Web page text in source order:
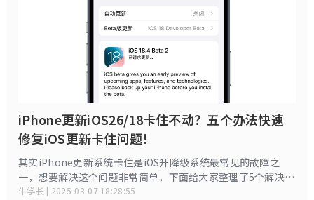
iPhone更新iOS26/18卡住不动？五个办法快速
修复iOS更新卡住问题！
其实iPhone更新系统卡住是iOS升降级系统最常见的故障之
一，想要解决这个问题非常简单，下面给大家整理了5个解决办
法，帮助大家快速修复iOS更新卡住的问题。
牛学长 | 2025-03-07 18:28:55